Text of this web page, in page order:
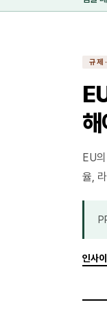
규제
해
EU
율,
인사